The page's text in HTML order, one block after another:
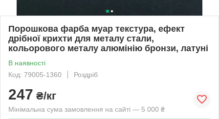
Порошкова фарба муар текстура, ефект
дрібної крихти для металу стали,
кольорового металу алюмінію бронзи, латуні
В наявності
Код: 79005-1360
Роздріб
247 ₴/кг
Мінімальна сума замовлення на сайті — 5 000 ₴